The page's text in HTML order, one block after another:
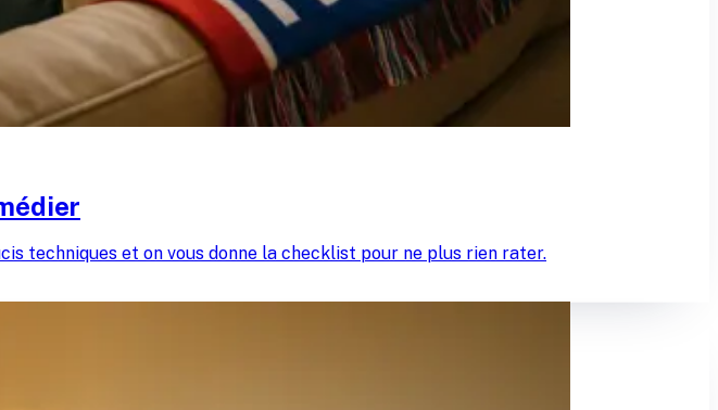
techniques et on vous donne la checklist pour ne plus rien rater.